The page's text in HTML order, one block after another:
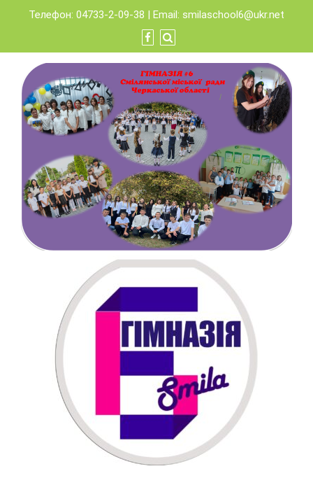
content
Телефон: 04733-2-09-38 | Email: smilaschool6@ukr.net